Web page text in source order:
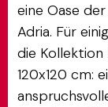
eine Oase
Adria. Für
die
120x120 cm: